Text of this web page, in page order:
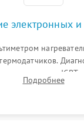
электронных
мостов и IGBT-
кранов и газ-
Подробнее